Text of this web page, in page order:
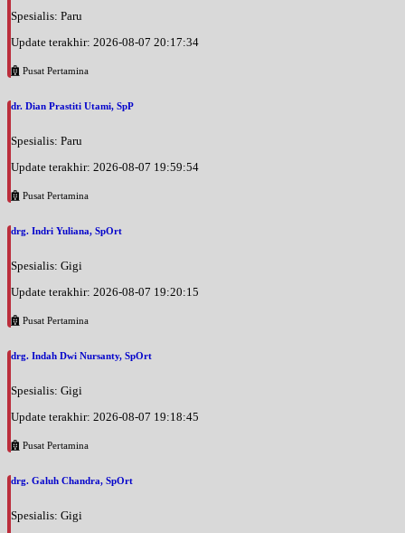
Spesialis: Paru
Update terakhir: 2026-08-07 20:17:34
Pusat Pertamina
dr. Dian Prastiti Utami, SpP
Spesialis: Paru
Update terakhir: 2026-08-07 19:59:54
Pusat Pertamina
drg. Indri Yuliana, SpOrt
Spesialis: Gigi
Update terakhir: 2026-08-07 19:20:15
Pusat Pertamina
drg. Indah Dwi Nursanty, SpOrt
Spesialis: Gigi
Update terakhir: 2026-08-07 19:18:45
Pusat Pertamina
drg. Galuh Chandra, SpOrt
Spesialis: Gigi